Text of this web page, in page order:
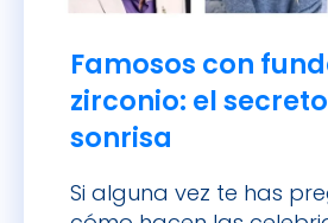
Famosos con
zirconio: el
sonrisa
Si alguna vez te has